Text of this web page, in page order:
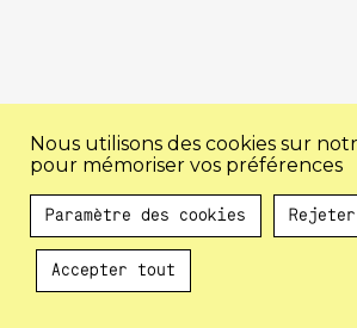
Au programme !
Nous utilisons des cookies sur
pour mémoriser vos préférences
Paramètre des cookies
Accepter tout